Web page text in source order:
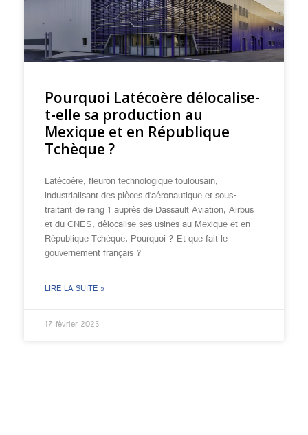
Pourquoi Latécoère délocalise-
t-elle sa production au
Mexique et en République
Tchèque ?
Latécoère, fleuron technologique toulousain,
industrialisant des pièces d’aéronautique et sous-
traitant de rang 1 auprès de Dassault Aviation, Airbus
et du CNES, délocalise ses usines au Mexique et en
République Tchèque. Pourquoi ? Et que fait le
gouvernement français ?
LIRE LA SUITE »
17 février 2023